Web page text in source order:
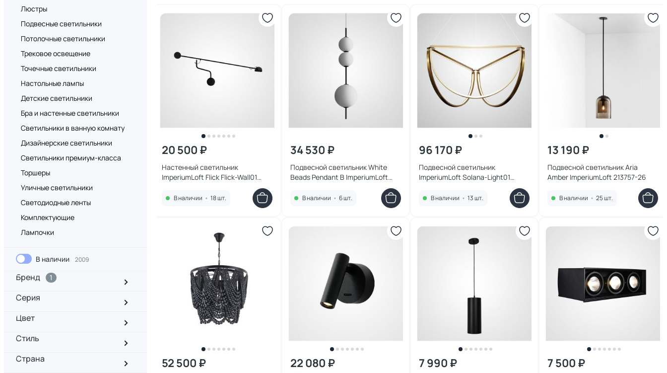
Люстры
Подвесные светильники
Потолочные светильники
Трековое освещение
Точечные светильники
Настольные лампы
Детские светильники
Бра и настенные светильники
Светильники в ванную комнату
Дизайнерские светильники
Светильники премиум-класса
Торшеры
Уличные светильники
Светодиодные ленты
Комплектующие
Лампочки
В наличии 2009
Бренд 1
Серия
Цвет
Стиль
Страна
20 500 ₽
Настенный светильник
ImperiumLoft Flick Flick-Wall01
В наличии • 18 шт.
34 530 ₽
Подвесной светильник White
Beads Pendant B ImperiumLoft
В наличии • 6 шт.
96 170 ₽
Подвесной светильник
ImperiumLoft Solana-Light01
В наличии • 13 шт.
13 190 ₽
Подвесной светильник Aria
Amber ImperiumLoft 213757-26
В наличии • 25 шт.
52 500 ₽ 22 080 ₽ 7 990 ₽ 7 500 ₽